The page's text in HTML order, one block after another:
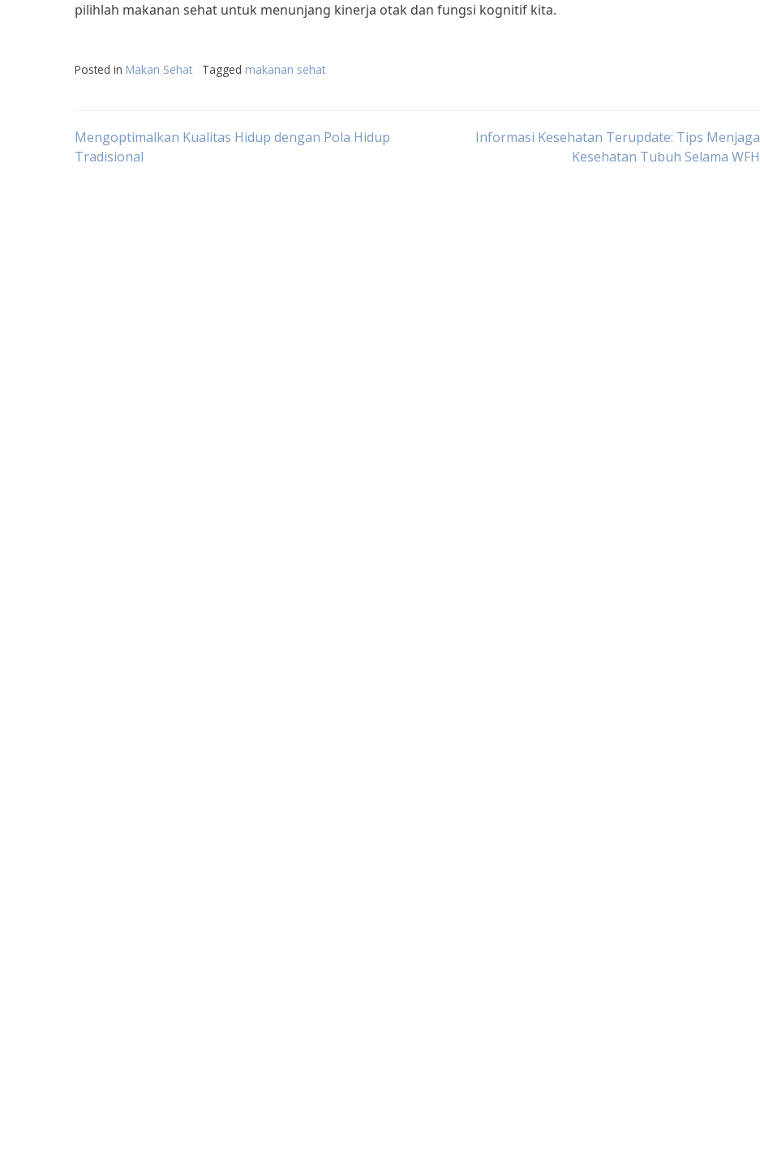
pilihlah makanan sehat untuk menunjang kinerja otak dan fungsi kognitif kita.
Posted in Makan Sehat Tagged makanan sehat
Post
Mengoptimalkan Kualitas Hidup dengan Pola Hidup
Tradisional
Informasi Kesehatan Terupdate: Tips Menjaga
Kesehatan Tubuh Selama WFH